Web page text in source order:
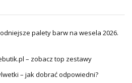
palety barw na wesela 2026.
– zobacz top zestawy
– jak dobrać odpowiedni?